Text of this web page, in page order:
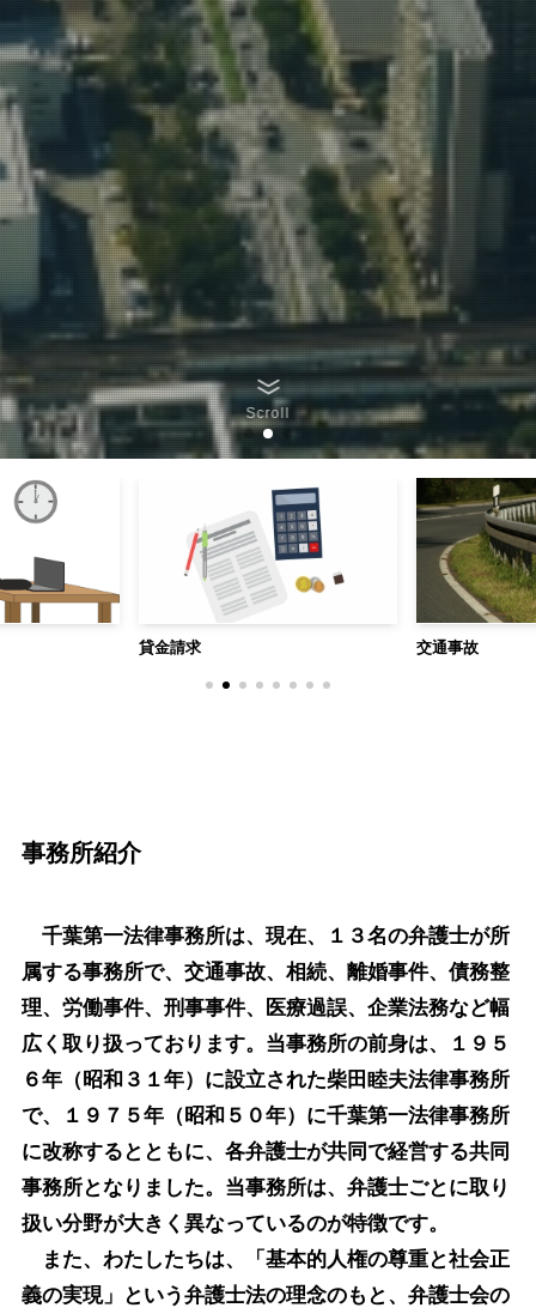
Scroll
貸金請求 交通事故
事務所紹介
千葉第一法律事務所は、現在、１３名の弁護士が所
属する事務所で、交通事故、相続、離婚事件、債務整
理、労働事件、刑事事件、医療過誤、企業法務など幅
広く取り扱っております。当事務所の前身は、１９５
６年（昭和３１年）に設立された柴田睦夫法律事務所
で、１９７５年（昭和５０年）に千葉第一法律事務所
に改称するとともに、各弁護士が共同で経営する共同
事務所となりました。当事務所は、弁護士ごとに取り
扱い分野が大きく異なっているのが特徴です。
また、わたしたちは、「基本的人権の尊重と社会正
義の実現」という弁護士法の理念のもと、弁護士会の